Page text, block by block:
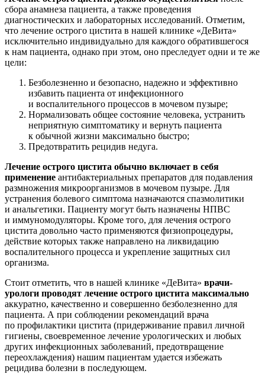
сбора анамнеза пациента, а также проведения
диагностических и лабораторных исследований. Отметим,
что лечение острого цистита в нашей клинике «ДеВита»
исключительно индивидуально для каждого обратившегося
к нам пациента, однако при этом, оно преследует одни и те же
цели:
Безболезненно и безопасно, надежно и эффективно
избавить пациента от инфекционного
и воспалительного процессов в мочевом пузыре;
Нормализовать общее состояние человека, устранить
неприятную симптоматику и вернуть пациента
к обычной жизни максимально быстро;
Предотвратить рецидив недуга.
Лечение острого цистита обычно включает в себя
применение антибактериальных препаратов для подавления
размножения микроорганизмов в мочевом пузыре. Для
устранения болевого симптома назначаются спазмолитики
и анальгетики. Пациенту могут быть назначены НПВС
и иммуномодуляторы. Кроме того, для лечения острого
цистита довольно часто применяются физиопроцедуры,
действие которых также направлено на ликвидацию
воспалительного процесса и укрепление защитных сил
организма.
Стоит отметить, что в нашей клинике «ДеВита» врачи-
урологи проводят лечение острого цистита максимально
аккуратно, качественно и совершенно безболезненно для
пациента. А при соблюдении рекомендаций врача
по профилактики цистита (придерживание правил личной
гигиены, своевременное лечение урологических и любых
других инфекционных заболеваний, предотвращение
переохлаждения) нашим пациентам удается избежать
рецидива болезни в последующем.